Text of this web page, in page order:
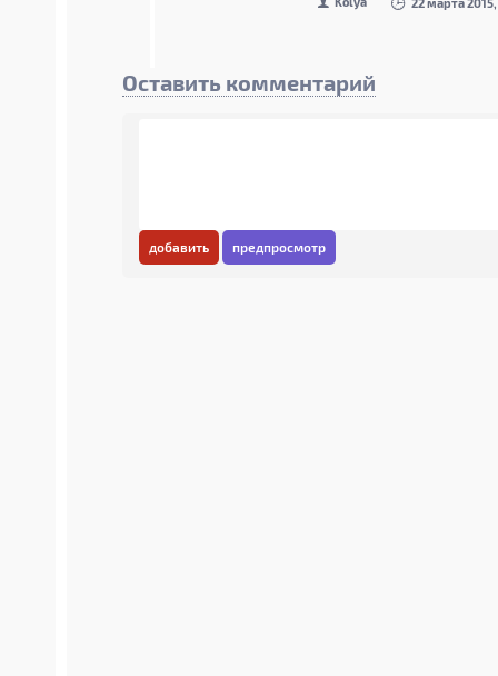
Оставить комментарий
добавить предпросмотр